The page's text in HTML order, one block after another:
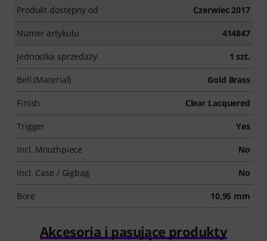
Produkt dostępny od Czerwiec 2017
Numer artykułu 414847
Jednostka sprzedaży 1 szt.
Bell (Material) Gold Brass
Finish Clear Lacquered
Trigger Yes
Incl. Mouthpiece No
Incl. Case / Gigbag No
Bore 10,95 mm
Akcesoria i pasujące produkty